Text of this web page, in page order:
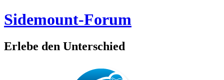
Sidemount-Forum
Erlebe den Unterschied